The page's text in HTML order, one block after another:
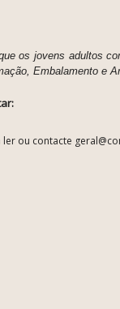
os jovens adultos
Embalamento e
ler ou contacte